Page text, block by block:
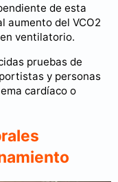
de esta
aumento del VCO2
ventilatorio.
pruebas de
y personas
cardíaco o